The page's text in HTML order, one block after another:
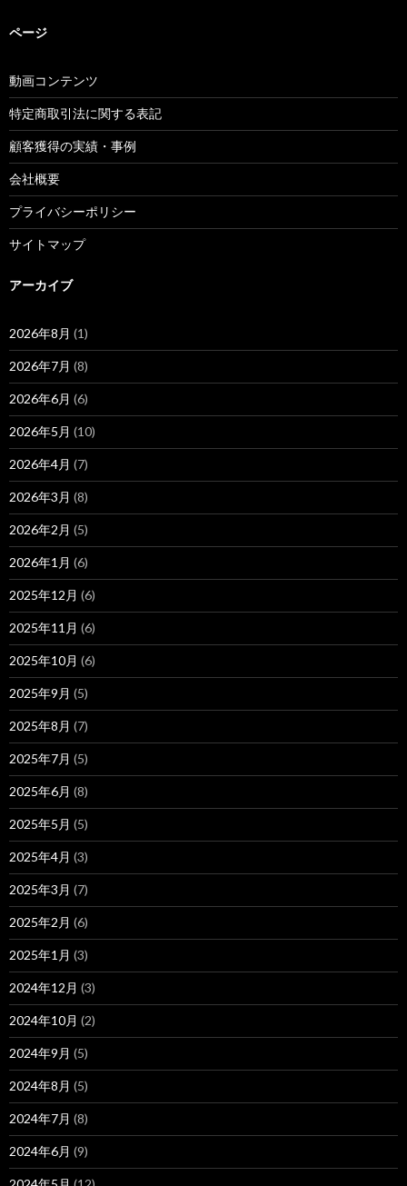
ページ
動画コンテンツ
特定商取引法に関する表記
顧客獲得の実績・事例
会社概要
プライバシーポリシー
サイトマップ
アーカイブ
2026年8月 (1)
2026年7月 (8)
2026年6月 (6)
2026年5月 (10)
2026年4月 (7)
2026年3月 (8)
2026年2月 (5)
2026年1月 (6)
2025年12月 (6)
2025年11月 (6)
2025年10月 (6)
2025年9月 (5)
2025年8月 (7)
2025年7月 (5)
2025年6月 (8)
2025年5月 (5)
2025年4月 (3)
2025年3月 (7)
2025年2月 (6)
2025年1月 (3)
2024年12月 (3)
2024年10月 (2)
2024年9月 (5)
2024年8月 (5)
2024年7月 (8)
2024年6月 (9)